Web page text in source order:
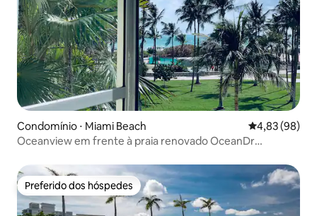
Condomínio ⋅ Miami Beach 4,83 de uma
4,83 (98)
Oceanview em frente à praia renovado OceanDr
Preferido dos hóspedes
Preferido dos hóspedes